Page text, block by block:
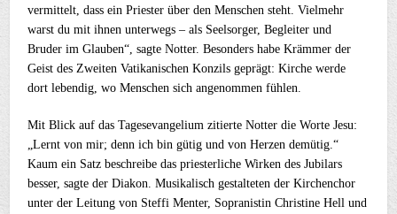
vermittelt, dass ein Priester über den Menschen steht. Vielmehr
warst du mit ihnen unterwegs – als Seelsorger, Begleiter und
Bruder im Glauben“, sagte Notter. Besonders habe Krämmer der
Geist des Zweiten Vatikanischen Konzils geprägt: Kirche werde
dort lebendig, wo Menschen sich angenommen fühlen.
Mit Blick auf das Tagesevangelium zitierte Notter die Worte Jesu:
„Lernt von mir; denn ich bin gütig und von Herzen demütig.“
Kaum ein Satz beschreibe das priesterliche Wirken des Jubilars
besser, sagte der Diakon. Musikalisch gestalteten der Kirchenchor
unter der Leitung von Steffi Menter, Sopranistin Christine Hell und